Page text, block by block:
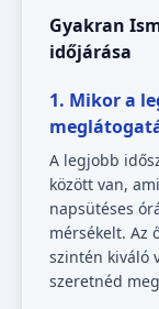
Gyakran
időjárása
1. Mikor a
A legjobb
között van,
napsütéses
mérsékelt. Az
szintén kiváló
szeretnéd